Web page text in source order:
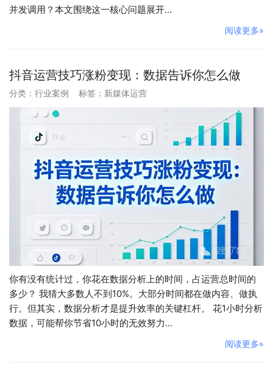
并发调用？本文围绕这一核心问题展开…
阅读更多»
抖音运营技巧涨粉变现：数据告诉你怎么做
分类： 行业案例 标签： 新媒体运营
你有没有统计过，你花在数据分析上的时间，占运营总时间的
多少？ 我猜大多数人不到10%。大部分时间都在做内容、做执
行。但其实，数据分析才是提升效率的关键杠杆。 花1小时分析
数据，可能帮你节省10小时的无效努力…
阅读更多»